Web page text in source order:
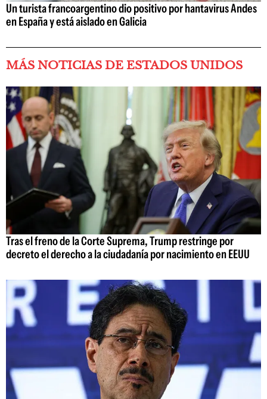
Un turista francoargentino dio positivo por hantavirus Andes
en España y está aislado en Galicia
MÁS NOTICIAS DE ESTADOS UNIDOS
Tras el freno de la Corte Suprema, Trump restringe por
decreto el derecho a la ciudadanía por nacimiento en EEUU